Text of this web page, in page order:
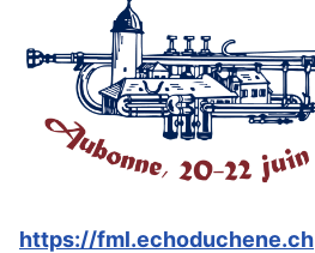
https://fml.echoduchene.ch